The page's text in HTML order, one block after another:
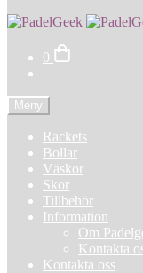
0
Meny
Rackets
Bollar
Väskor
Skor
Tillbehör
Information
Om
Kontakta
Kontakta oss